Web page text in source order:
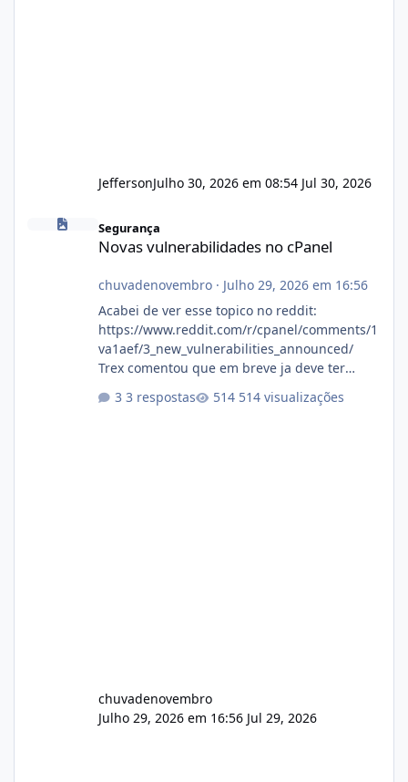
JeffersonJulho 30, 2026 em 08:54 Jul 30, 2026
Novas vulnerabilidades no cPanel
Segurança
Novas vulnerabilidades no cPanel
chuvadenovembro· Julho 29, 2026 em 16:56
Acabei de ver esse topico no reddit:
https://www.reddit.com/r/cpanel/comments/1
va1aef/3_new_vulnerabilities_announced/
Trex comentou que em breve ja deve ter
3 respostas 514 visualizações
chuvadenovembro
Julho 29, 2026 em 16:56 Jul 29, 2026